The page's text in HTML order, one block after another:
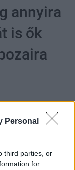
Personal
third parties, or
for
annyira
is ők
az első